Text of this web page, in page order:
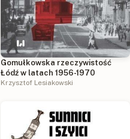
Gomułkowska rzeczywistość
Łódź w latach 1956-1970
Krzysztof Lesiakowski